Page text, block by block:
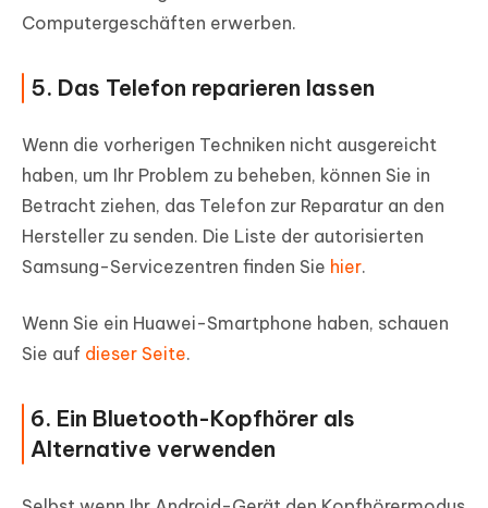
Computergeschäften erwerben.
5. Das Telefon reparieren lassen
Wenn die vorherigen Techniken nicht ausgereicht
haben, um Ihr Problem zu beheben, können Sie in
Betracht ziehen, das Telefon zur Reparatur an den
Hersteller zu senden. Die Liste der autorisierten
Samsung-Servicezentren finden Sie hier.
Wenn Sie ein Huawei-Smartphone haben, schauen
Sie auf dieser Seite.
6. Ein Bluetooth-Kopfhörer als
Alternative verwenden